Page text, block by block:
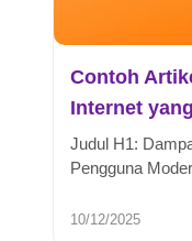
Contoh
Internet
Judul H1:
Pengguna
10/12/2025